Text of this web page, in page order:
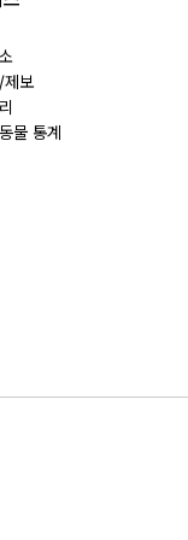
제보
물 통계